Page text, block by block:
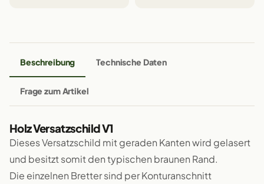
Beschreibung Technische Daten
Frage zum Artikel
Holz Versatzschild V1
Dieses Versatzschild mit geraden Kanten wird gelasert
und besitzt somit den typischen braunen Rand.
Die einzelnen Bretter sind per Konturanschnitt